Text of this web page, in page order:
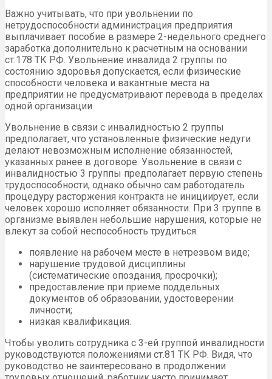
Важно учитывать, что при увольнении по
нетрудоспособности администрация предприятия
выплачивает пособие в размере 2-недельного среднего
заработка дополнительно к расчетным на основании
ст.178 ТК РФ. Увольнение инвалида 2 группы по
состоянию здоровья допускается, если физические
способности человека и вакантные места на
предприятии не предусматривают перевода в пределах
одной организации
Увольнение в связи с инвалидностью 2 группы
предполагает, что установленные физические недуги
делают невозможным исполнение обязанностей,
указанных ранее в договоре. Увольнение в связи с
инвалидностью 3 группы предполагает первую степень
трудоспособности, однако обычно сам работодатель
процедуру расторжения контракта не инициирует, если
человек хорошо исполняет обязанности. При 3 группе в
организме выявлен небольшие нарушения, которые не
влекут за собой неспособность трудиться.
появление на рабочем месте в нетрезвом виде;
нарушение трудовой дисциплины
(систематические опоздания, просрочки);
предоставление при приеме поддельных
документов об образовании, удостоверении
личности;
низкая квалификация.
Чтобы уволить сотрудника с 3-ей группой инвалидности
руководствуются положениями ст.81 ТК РФ. Видя, что
руководство не заинтересовано в продолжении